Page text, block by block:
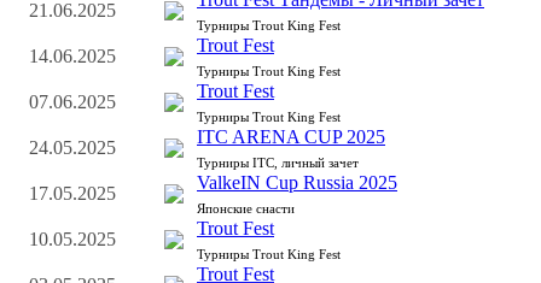
21.06.2025
Турниры Trout King Fest
14.06.2025
Trout Fest
Турниры Trout King Fest
07.06.2025
Trout Fest
Турниры Trout King Fest
24.05.2025
ITC ARENA CUP 2025
Турниры ITC, личный зачет
17.05.2025
ValkeIN Cup Russia 2025
Японские снасти
10.05.2025
Trout Fest
Турниры Trout King Fest
Trout Fest